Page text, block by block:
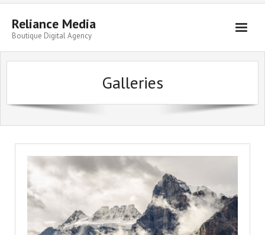
Skip
contentReliance Media
Boutique Digital Agency
Galleries